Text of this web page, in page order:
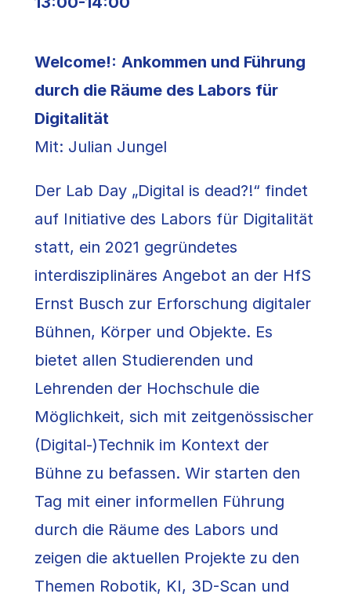
Welcome!: Ankommen und Führung
durch die Räume des Labors für
Digitalität
Mit: Julian Jungel
Der Lab Day „Digital is dead?!“ findet
auf Initiative des Labors für Digitalität
statt, ein 2021 gegründetes
interdisziplinäres Angebot an der HfS
Ernst Busch zur Erforschung digitaler
Bühnen, Körper und Objekte. Es
bietet allen Studierenden und
Lehrenden der Hochschule die
Möglichkeit, sich mit zeitgenössischer
(Digital-)Technik im Kontext der
Bühne zu befassen. Wir starten den
Tag mit einer informellen Führung
durch die Räume des Labors und
zeigen die aktuellen Projekte zu den
Themen Robotik, KI, 3D-Scan und